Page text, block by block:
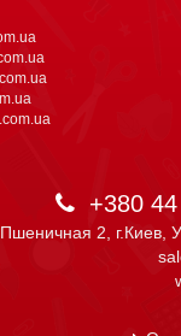
+380
2, г.Киев,